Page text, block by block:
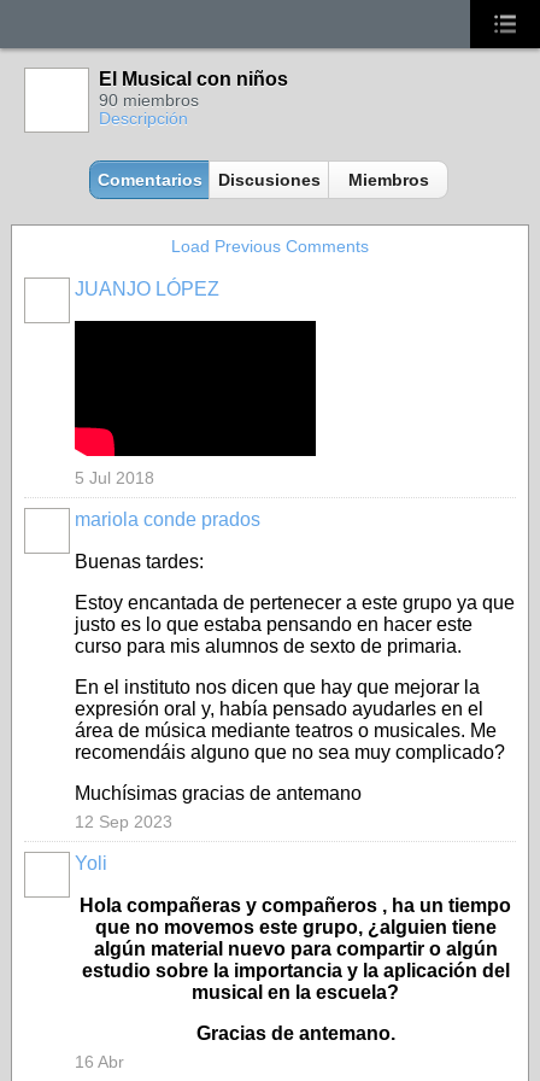
El Musical con niños
90 miembros
Descripción
Comentarios Discusiones Miembros
Load Previous Comments
JUANJO LÓPEZ
5 Jul 2018
mariola conde prados
Buenas tardes:
Estoy encantada de pertenecer a este grupo ya que
justo es lo que estaba pensando en hacer este
curso para mis alumnos de sexto de primaria.
En el instituto nos dicen que hay que mejorar la
expresión oral y, había pensado ayudarles en el
área de música mediante teatros o musicales. Me
recomendáis alguno que no sea muy complicado?
Muchísimas gracias de antemano
12 Sep 2023
Yoli
Hola compañeras y compañeros , ha un tiempo
que no movemos este grupo, ¿alguien tiene
algún material nuevo para compartir o algún
estudio sobre la importancia y la aplicación del
musical en la escuela?
Gracias de antemano.
16 Abr